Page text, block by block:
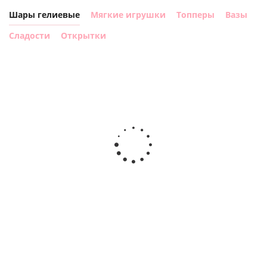
Шары гелиевые Мягкие игрушки Топперы
Вазы
Сладости
Открытки
Сердце розовое
фольгированный